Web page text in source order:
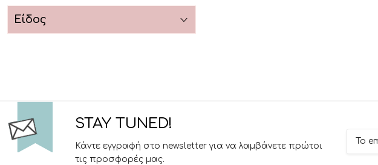
Είδος
STAY TUNED!
Κάντε εγγραφή στο newsletter για να λαμβάνετε πρώτοι
τις προσφορές μας.